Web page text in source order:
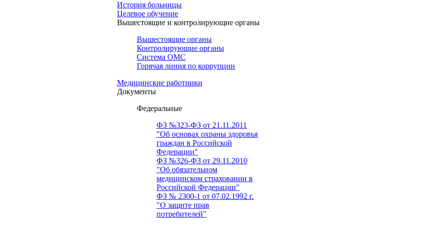
История больницы
Целевое обучение
Вышестоящие и контролирующие органы
Вышестоящие органы
Контролирующие органы
Система ОМС
Горячая линия по коррупции
Медицинские работники
Документы
Федеральные
ФЗ №323-ФЗ от 21.11.2011
"Об основах охраны здоровья
граждан в Российской
Федерации"
ФЗ №326-ФЗ от 29.11.2010
"Об обязательном
медицинском страховании в
Российской Федерации"
ФЗ № 2300-1 от 07.02.1992 г.
"О защите прав
потребителей"